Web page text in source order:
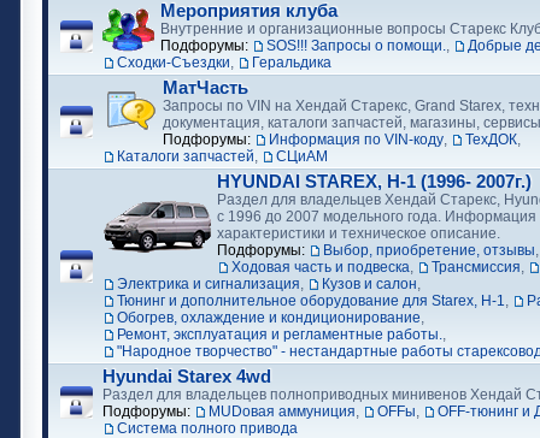
Мероприятия клуба
Внутренние и организационные вопросы Старекс
Подфорумы:
SOS!!! Запросы о помощи.,
Добрые
Сходки-Съездки, Геральдика
МатЧасть
Запросы по VIN на Хендай Старекс, Grand Starex,
документация, каталоги запчастей, магазины, сервисы
Подфорумы:
Информация по VIN-коду, ТехДОК,
Каталоги запчастей, СЦиАМ
HYUNDAI STAREX, H-1 (1996- 2007г.)
Раздел для владельцев Хендай Старекс,
с 1996 до 2007 модельного года. Информация
характеристики и техническое описание.
Подфорумы:
Выбор, приобретение, отзывы
Ходовая часть и подвеска, Трансмиссия,
Электрика и сигнализация, Кузов и салон,
Тюнинг и дополнительное оборудование для Starex, H-1,
Обогрев, охлаждение и кондиционирование,
Ремонт, эксплуатация и регламентные работы.,
"Народное творчество" - нестандартные работы
Hyundai Starex 4wd
Раздел для владельцев полноприводных минивенов Хендай
Подфорумы:
MUDовая аммуниция, OFFы,
OFF-тюнинг и
Cистема полного привода